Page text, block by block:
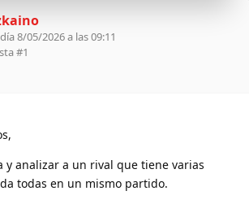
8/05/2026 a las 09:11
#1
y analizar a un rival que tiene varias
todas en un mismo partido.